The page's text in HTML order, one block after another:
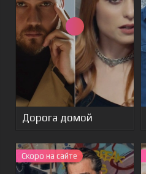
Дорога домой
Скоро на сайте